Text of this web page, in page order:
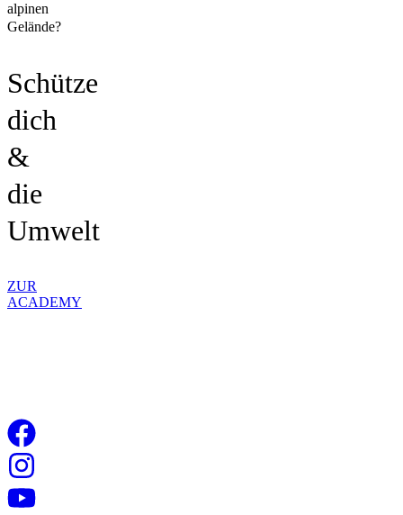
alpinen
Gelände?
Schütze
dich
&
die
Umwelt
ZUR
ACADEMY